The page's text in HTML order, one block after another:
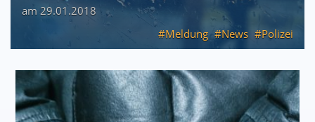
am 29.01.2018
Meldung
News Polizei